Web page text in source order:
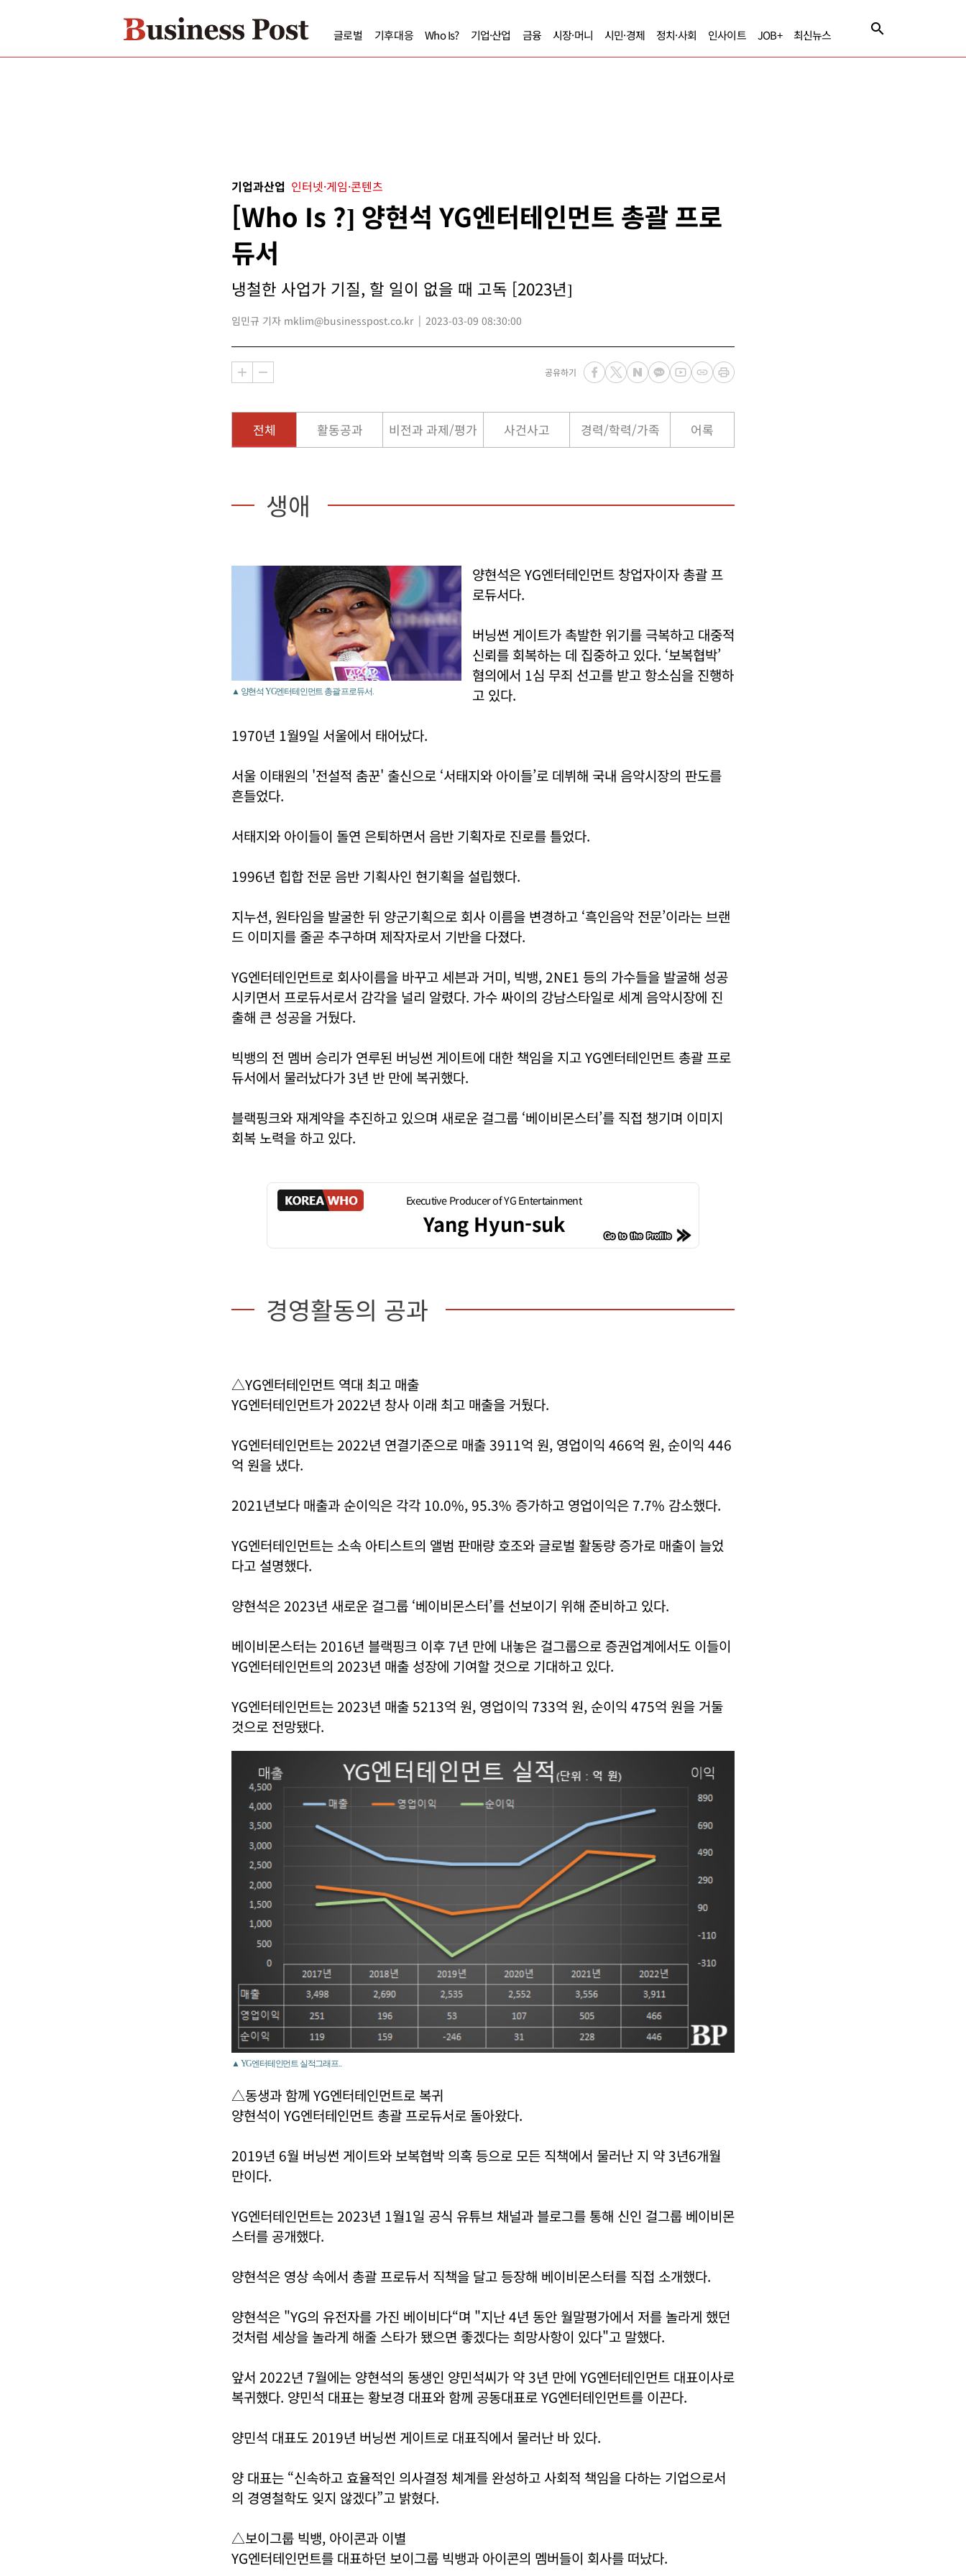
글로벌 기후대응 Who Is? 기업·산업 금융 시장·머니 시민·경제 정치·사회 인사이트 JOB+ 최신뉴스
기업과산업 인터넷·게임·콘텐츠
[Who Is ?] 양현석 YG엔터테인먼트 총괄 프로
듀서
냉철한 사업가 기질, 할 일이 없을 때 고독 [2023년]
임민규 기자 mklim@businesspost.co.kr 2023-03-09 08:30:00
공유하기
전체 활동공과 비전과 과제/평가 사건사고 경력/학력/가족 어록
생애
▲ 양현석 YG엔터테인먼트 총괄 프로듀서.
양현석은 YG엔터테인먼트 창업자이자 총괄 프
로듀서다.
버닝썬 게이트가 촉발한 위기를 극복하고 대중적
신뢰를 회복하는 데 집중하고 있다. ‘보복협박’
혐의에서 1심 무죄 선고를 받고 항소심을 진행하
고 있다.
1970년 1월9일 서울에서 태어났다.
서울 이태원의 '전설적 춤꾼' 출신으로 ‘서태지와 아이들’로 데뷔해 국내 음악시장의 판도를
흔들었다.
서태지와 아이들이 돌연 은퇴하면서 음반 기획자로 진로를 틀었다.
1996년 힙합 전문 음반 기획사인 현기획을 설립했다.
지누션, 원타임을 발굴한 뒤 양군기획으로 회사 이름을 변경하고 ‘흑인음악 전문’이라는 브랜
드 이미지를 줄곧 추구하며 제작자로서 기반을 다졌다.
YG엔터테인먼트로 회사이름을 바꾸고 세븐과 거미, 빅뱅, 2NE1 등의 가수들을 발굴해 성공
시키면서 프로듀서로서 감각을 널리 알렸다. 가수 싸이의 강남스타일로 세계 음악시장에 진
출해 큰 성공을 거뒀다.
빅뱅의 전 멤버 승리가 연루된 버닝썬 게이트에 대한 책임을 지고 YG엔터테인먼트 총괄 프로
듀서에서 물러났다가 3년 반 만에 복귀했다.
블랙핑크와 재계약을 추진하고 있으며 새로운 걸그룹 ‘베이비몬스터’를 직접 챙기며 이미지
회복 노력을 하고 있다.
Executive Producer of YG Entertainment
Yang Hyun-suk
경영활동의 공과
△YG엔터테인먼트 역대 최고 매출
YG엔터테인먼트가 2022년 창사 이래 최고 매출을 거뒀다.
YG엔터테인먼트는 2022년 연결기준으로 매출 3911억 원, 영업이익 466억 원, 순이익 446
억 원을 냈다.
2021년보다 매출과 순이익은 각각 10.0%, 95.3% 증가하고 영업이익은 7.7% 감소했다.
YG엔터테인먼트는 소속 아티스트의 앨범 판매량 호조와 글로벌 활동량 증가로 매출이 늘었
다고 설명했다.
양현석은 2023년 새로운 걸그룹 ‘베이비몬스터’를 선보이기 위해 준비하고 있다.
베이비몬스터는 2016년 블랙핑크 이후 7년 만에 내놓은 걸그룹으로 증권업계에서도 이들이
YG엔터테인먼트의 2023년 매출 성장에 기여할 것으로 기대하고 있다.
YG엔터테인먼트는 2023년 매출 5213억 원, 영업이익 733억 원, 순이익 475억 원을 거둘
것으로 전망됐다.
▲ YG엔터테인먼트 실적그래프..
△동생과 함께 YG엔터테인먼트로 복귀
양현석이 YG엔터테인먼트 총괄 프로듀서로 돌아왔다.
2019년 6월 버닝썬 게이트와 보복협박 의혹 등으로 모든 직책에서 물러난 지 약 3년6개월
만이다.
YG엔터테인먼트는 2023년 1월1일 공식 유튜브 채널과 블로그를 통해 신인 걸그룹 베이비몬
스터를 공개했다.
양현석은 영상 속에서 총괄 프로듀서 직책을 달고 등장해 베이비몬스터를 직접 소개했다.
양현석은 "YG의 유전자를 가진 베이비다“며 "지난 4년 동안 월말평가에서 저를 놀라게 했던
것처럼 세상을 놀라게 해줄 스타가 됐으면 좋겠다는 희망사항이 있다"고 말했다.
앞서 2022년 7월에는 양현석의 동생인 양민석씨가 약 3년 만에 YG엔터테인먼트 대표이사로
복귀했다. 양민석 대표는 황보경 대표와 함께 공동대표로 YG엔터테인먼트를 이끈다.
양민석 대표도 2019년 버닝썬 게이트로 대표직에서 물러난 바 있다.
양 대표는 “신속하고 효율적인 의사결정 체계를 완성하고 사회적 책임을 다하는 기업으로서
의 경영철학도 잊지 않겠다”고 밝혔다.
△보이그룹 빅뱅, 아이콘과 이별
YG엔터테인먼트를 대표하던 보이그룹 빅뱅과 아이콘의 멤버들이 회사를 떠났다.